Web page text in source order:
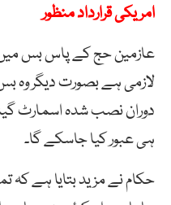
امریکی قرارداد منظور
عازمین حج کے پاس بس میں
لازمی ہے بصورت دیگر وہ
دوران نصب شدہ اسمارٹ
ہی عبور کیا جاسکے گا۔
حکام نے مزید بتایا ہے کہ